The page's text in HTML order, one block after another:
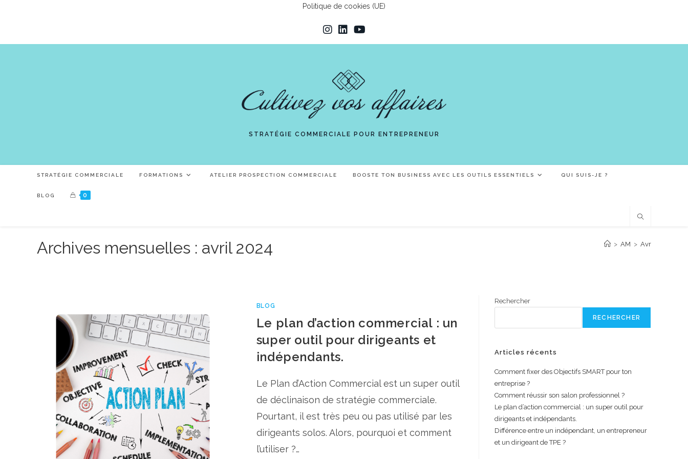
Politique de cookies (UE)
STRATÉGIE COMMERCIALE POUR ENTREPRENEUR
STRATÉGIE COMMERCIALE FORMATIONS ATELIER PROSPECTION COMMERCIALE BOOSTE TON BUSINESS AVEC LES OUTILS ESSENTIELS QUI SUIS-JE ?
BLOG 0
Archives mensuelles : avril 2024 > AM > Avr
BLOG
Le plan d’action commercial : un
super outil pour dirigeants et
indépendants.
Le Plan d’Action Commercial est un super outil
de déclinaison de stratégie commerciale.
Pourtant, il est très peu ou pas utilisé par les
dirigeants solos. Alors, pourquoi et comment
l’utiliser ?…
Rechercher
RECHERCHER
Articles récents
Comment fixer des Objectifs SMART pour ton
entreprise ?
Comment réussir son salon professionnel ?
Le plan d’action commercial : un super outil pour
dirigeants et indépendants.
Différence entre un indépendant, un entrepreneur
et un dirigeant de TPE ?